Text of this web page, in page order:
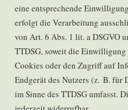
eine entsprechende
erfolgt die Verarbeitung
von Art. 6 Abs. 1 lit. a DSGVO
TTDSG, soweit die
Cookies oder den Zugriff auf
Endgerät des Nutzers (z. B.
im Sinne des TTDSG umfasst.